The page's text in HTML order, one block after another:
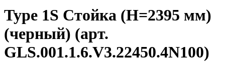
Type 1S Стойка (H=2395 мм)
(черный) (арт.
GLS.001.1.6.V3.22450.4N100)